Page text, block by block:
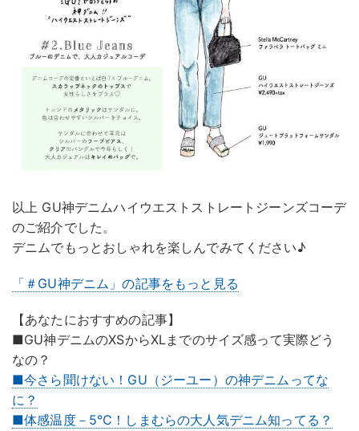
以上 GU神デニムハイウエストストレートジーンズコーデ
のご紹介でした。
デニムでもっとおしゃれを楽しんでみてください♪
「＃GU神デニム」の記事をもっと見る
【あなたにおすすめの記事】
■GU神デニムのXSからXLまでのサイズ感って実際どう
なの？
■今さら聞けない！GU（ジーユー）の神デニムってな
に？
■体感温度－5℃！しまむらの大人気デニム知ってる？